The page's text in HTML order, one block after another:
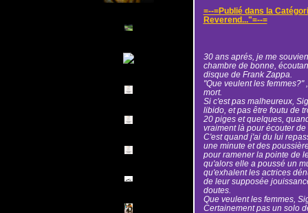
=--=Publié dans la
Reverend..."=--=
30 ans aprés, je me
chambre de bonne,
disque de Frank Zappa.
"Que veulent les femmes?"
mort.
Si c'est pas malheureux,
libido, et pas être foutu de
20 piges et quelques,
vraiment là pour écouter de
C'est quand j'ai du lui
une minute et des
pour ramener la pointe de
qu'alors elle a poussé un
qu'exhalent les actrices
de leur supposée
doutes.
Que veulent les femmes,
Certainement pas un solo